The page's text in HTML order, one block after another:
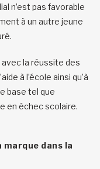
n’est pas favorable
à un autre jeune
avec la réussite des
à l’école ainsi qu’à
base tel que
en échec scolaire.
marque dans la